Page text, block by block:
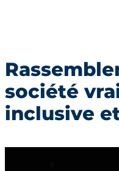
société
inclusive